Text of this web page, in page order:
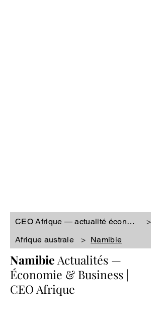
CEO Afrique — actualité économique
>
Afrique australe
> Namibie
Namibie Actualités —
Économie & Business |
CEO Afrique